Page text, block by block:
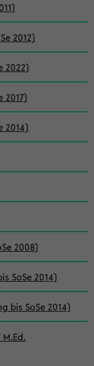
2012)
2022)
2017)
2014)
2008)
SoSe 2014)
bis SoSe 2014)